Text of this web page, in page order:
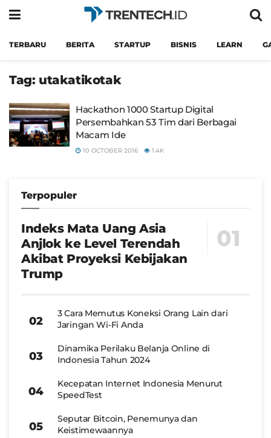
TERBARU BERITA STARTUP BISNIS LEARN
Tag: utakatikotak
Hackathon 1000 Startup Digital
Persembahkan 53 Tim dari Berbagai
Macam Ide
10 OCTOBER 2016 1.4K
Terpopuler
Indeks Mata Uang Asia
Anjlok ke Level Terendah
Akibat Proyeksi Kebijakan
Trump
3 Cara Memutus Koneksi Orang Lain dari
Jaringan Wi-Fi Anda
Dinamika Perilaku Belanja Online di
Indonesia Tahun 2024
Kecepatan Internet Indonesia Menurut
SpeedTest
Seputar Bitcoin, Penemunya dan
Keistimewaannya